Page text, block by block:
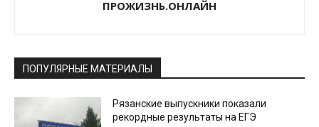
ПРОЖИЗНЬ.ОНЛАЙН
ПОПУЛЯРНЫЕ МАТЕРИАЛЫ
Рязанские выпускники показали
рекордные результаты на ЕГЭ